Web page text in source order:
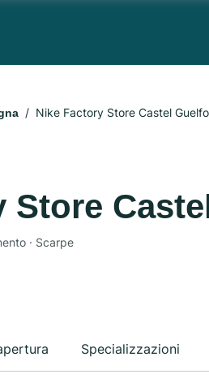
Nike Factory Store Castel Guelfo
Store
· Scarpe
Specializzazioni